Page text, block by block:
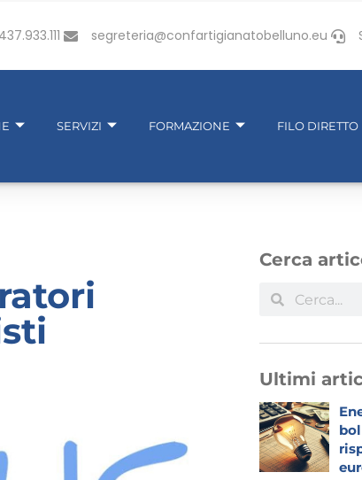
segreteria@confartigianatobelluno.eu
SERVIZI FORMAZIONE FILO DIRETTO
Cerca
Ultimi